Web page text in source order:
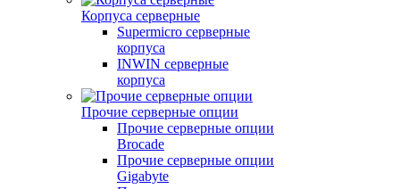
Корпуса серверные
Supermicro серверные
корпуса
INWIN серверные
корпуса
Прочие серверные опции
Прочие серверные опции
Brocade
Прочие серверные опции
Gigabyte